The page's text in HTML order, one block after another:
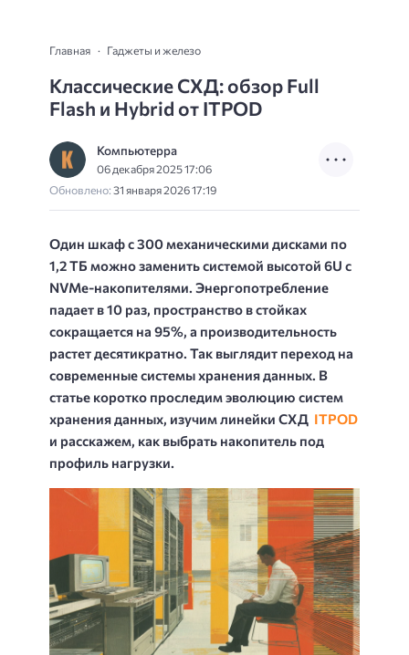
Главная Гаджеты и железо
Классические СХД: обзор Full
Flash и Hybrid от ITPOD
Компьютерра
06 декабря 2025 17:06
Обновлено:31 января 2026 17:19
Один шкаф с 300 механическими дисками по
1,2 ТБ можно заменить системой высотой 6U с
NVMe-накопителями. Энергопотребление
падает в 10 раз, пространство в стойках
сокращается на 95%, а производительность
растет десятикратно. Так выглядит переход на
современные системы хранения данных. В
статье коротко проследим эволюцию систем
хранения данных, изучим линейки СХД ITPOD
и расскажем, как выбрать накопитель под
профиль нагрузки.